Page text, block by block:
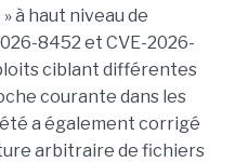
à haut niveau de
8452 et CVE-2026-
ciblant différentes
courante dans les
a également corrigé
arbitraire de fichiers